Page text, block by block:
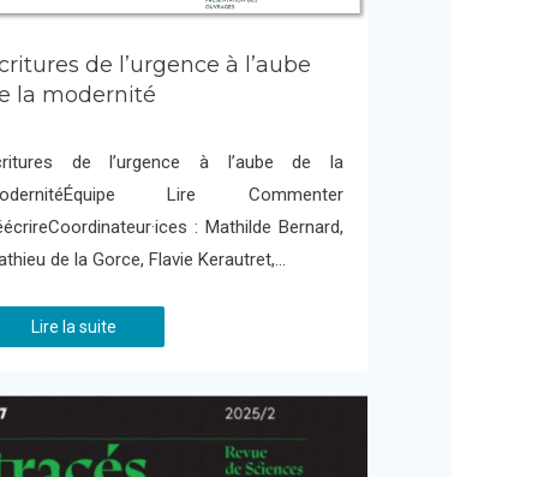
de l’urgence à l’aube
la modernité
de l’urgence à l’aube de la
Lire Commenter
: Mathilde Bernard,
de la Gorce, Flavie Kerautret,…
Lire la suite